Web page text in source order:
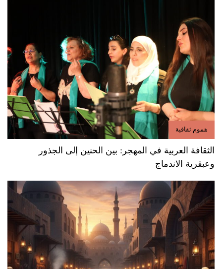
هموم ثقافية
الثقافة العربية في المهجر: بين الحنين إلى الجذور
وعبقرية الاندماج